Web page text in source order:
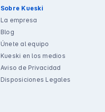
Sobre Kueski
La empresa
Blog
Únete al equipo
Kueski en los medios
Aviso de Privacidad
Disposiciones Legales